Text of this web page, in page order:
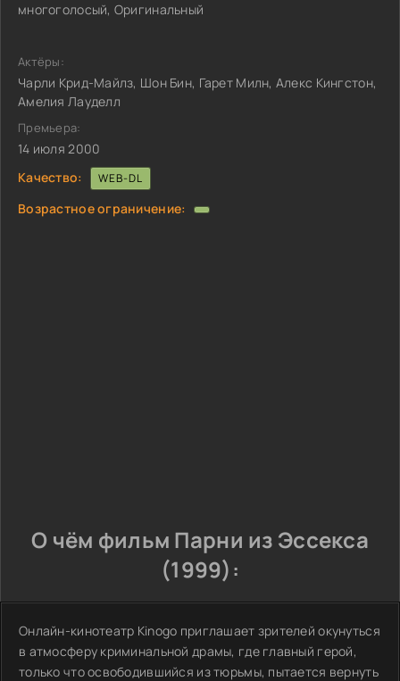
многоголосый, Оригинальный
Актёры:
Чарли Крид-Майлз, Шон Бин, Гарет Милн, Алекс Кингстон,
Амелия Лауделл
Премьера:
14 июля 2000
Качество:
WEB-DL
Возрастное ограничение:
О чём фильм Парни из Эссекса
(1999):
Онлайн-кинотеатр Kinogo приглашает зрителей окунуться
в атмосферу криминальной драмы, где главный герой,
только что освободившийся из тюрьмы, пытается вернуть